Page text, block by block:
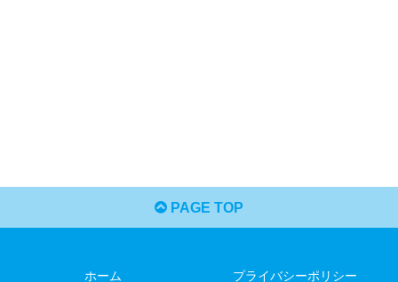
PAGE TOP
ホーム プライバシーポリシー